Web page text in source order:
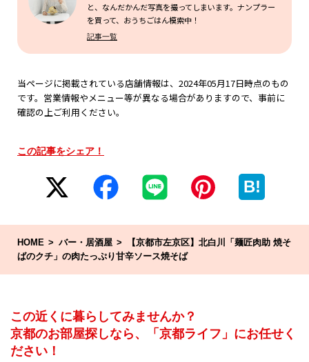
と、なんだかんだ写真を撮ってしまいます。ナンプラー
を買って、おうちごはん模索中！
記事一覧
当ページに掲載されている店舗情報は、2024年05月17日時点のもの
です。営業情報やメニュー等が異なる場合がありますので、事前に
確認の上ご利用ください。
この記事をシェア！
B!
HOME バー・居酒屋
【京都市左京区】北白川「麺匠肉助 焼そ
ばのクチ」の肉たっぷり甘辛ソース焼そば
この近くに暮らしてみませんか？
京都のお部屋探しなら、「京都ライフ」にお任せく
ださい！